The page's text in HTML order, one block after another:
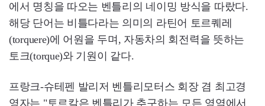
에서 명칭을 따오는 벤틀리의 네이밍 방식을 따랐다.
해당 단어는 비틀다라는 의미의 라틴어 토르퀘레
(torquere)에 어원을 두며, 자동차의 회전력을 뜻하는
토크(torque)와 기원이 같다.
프랑크-슈테펜 발리저 벤틀리모터스 회장 겸 최고경
영자는 "토르칼은 벤틀리가 추구하는 모든 영역에서